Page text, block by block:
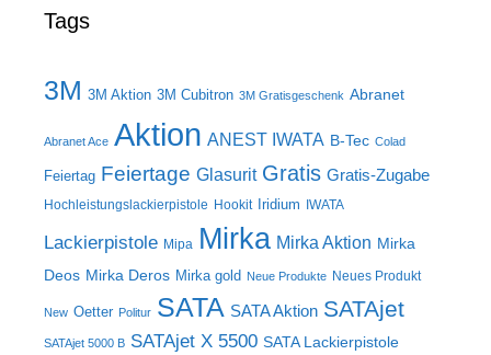
Tags
3M 3M Aktion 3M Cubitron 3M Gratisgeschenk Abranet
Abranet Ace Aktion ANEST IWATA B-Tec Colad
Feiertag Feiertage Glasurit Gratis Gratis-Zugabe
Hochleistungslackierpistole Hookit Iridium IWATA
Lackierpistole Mipa Mirka Mirka Aktion Mirka
Deos Mirka Deros Mirka gold Neue Produkte Neues Produkt
New Oetter Politur SATA SATA Aktion SATAjet
SATAjet 5000 B SATAjet X 5500 SATA Lackierpistole